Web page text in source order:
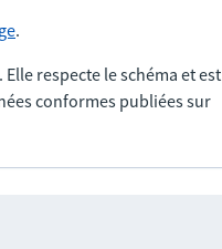
.
respecte le schéma et est
conformes publiées sur